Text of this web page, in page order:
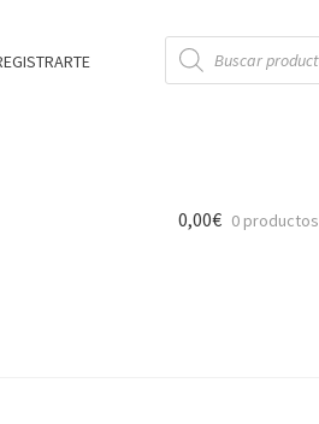
Búsqueda
de
productos
0,00€ 0 productos